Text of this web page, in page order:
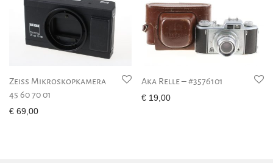
Zeiss Mikroskopkamera
45 60 70 01
€ 69,00
Aka Relle – #3576101
€ 19,00